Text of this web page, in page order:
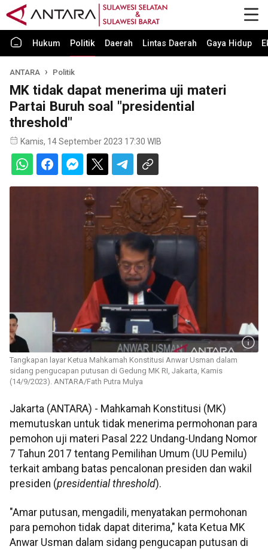
Hukum Politik Daerah Lintas Daerah Gaya Hidup
ANTARA Politik
MK tidak dapat menerima uji materi
Partai Buruh soal "presidential
threshold"
Kamis, 14 September 2023 17:30 WIB
Tangkapan layar Ketua Mahkamah Konstitusi Anwar Usman dalam
sidang pengucapan putusan di Gedung MK RI, Jakarta, Kamis
(14/9/2023). ANTARA/Fath Putra Mulya
Jakarta (ANTARA) - Mahkamah Konstitusi (MK)
memutuskan untuk tidak menerima permohonan para
pemohon uji materi Pasal 222 Undang-Undang Nomor
7 Tahun 2017 tentang Pemilihan Umum (UU Pemilu)
terkait ambang batas pencalonan presiden dan wakil
presiden (presidential threshold).
"Amar putusan, mengadili, menyatakan permohonan
para pemohon tidak dapat diterima," kata Ketua MK
Anwar Usman dalam sidang pengucapan putusan di